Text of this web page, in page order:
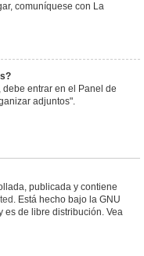
comuníquese con La
entrar en el Panel de
adjuntos".
publicada y contiene
. Está hecho bajo la GNU
es de libre distribución. Vea